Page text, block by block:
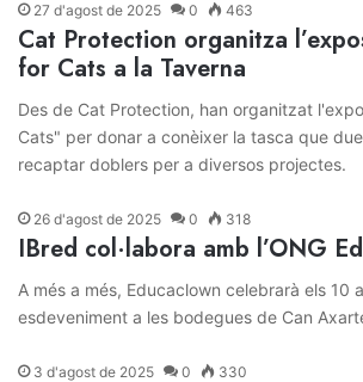
27 d'agost de 2025 0 463
Cat Protection organitza
for Cats a la Taverna
Des de Cat Protection, han organitzat
Cats" per donar a conèixer la tasca que
recaptar doblers per a diversos projectes.
26 d'agost de 2025 0 318
IBred col·labora amb l’ONG
A més a més, Educaclown celebrarà els 10
esdeveniment a les bodegues de Can
3 d'agost de 2025 0 330